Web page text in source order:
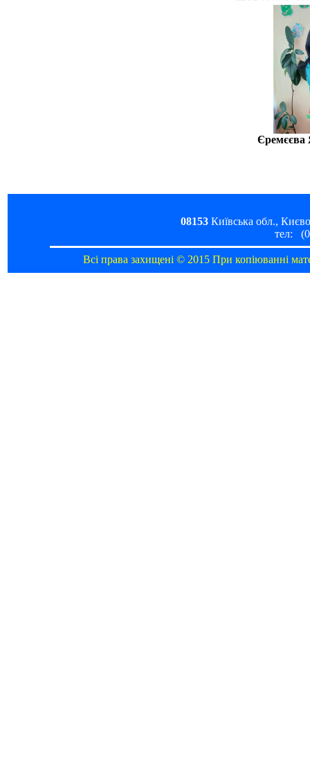
Єремєєва
08153 Київська обл.,
тел:
Всі права захищені © 2015 При копіюванні